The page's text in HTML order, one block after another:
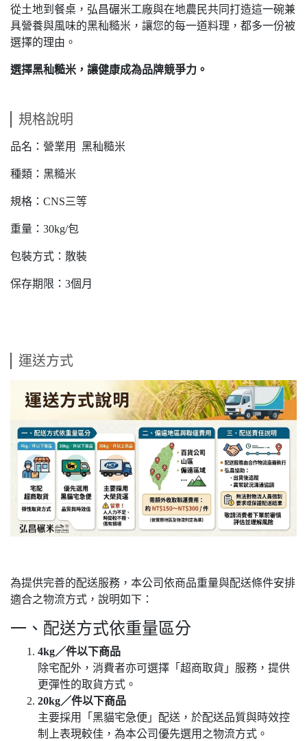
從土地到餐桌，弘昌碾米工廠與在地農民共同打造這一碗兼
具營養與風味的黑秈糙米，讓您的每一道料理，都多一份被
選擇的理由。
選擇黑秈糙米，讓健康成為品牌競爭力。
規格說明
品名：營業用 黑秈糙米
種類：黑糙米
規格：CNS三等
重量：30kg/包
包裝方式：散裝
保存期限：3個月
運送方式
為提供完善的配送服務，本公司依商品重量與配送條件安排
適合之物流方式，說明如下：
一、配送方式依重量區分
4kg／件以下商品
除宅配外，消費者亦可選擇「超商取貨」服務，提供
更彈性的取貨方式。
20kg／件以下商品
主要採用「黑貓宅急便」配送，於配送品質與時效控
制上表現較佳，為本公司優先選用之物流方式。